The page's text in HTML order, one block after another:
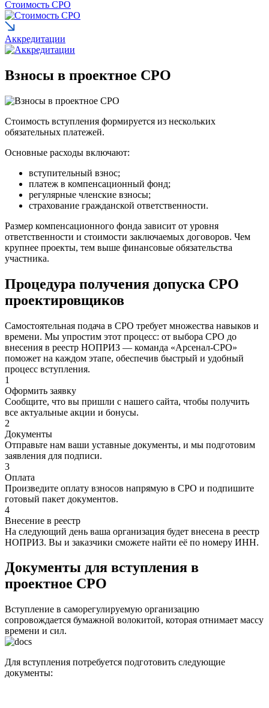
Стоимость СРО
Аккредитации
Взносы в проектное СРО
Стоимость вступления формируется из нескольких
обязательных платежей.
Основные расходы включают:
вступительный взнос;
платеж в компенсационный фонд;
регулярные членские взносы;
страхование гражданской ответственности.
Размер компенсационного фонда зависит от уровня
ответственности и стоимости заключаемых договоров. Чем
крупнее проекты, тем выше финансовые обязательства
участника.
Процедура получения допуска СРО
проектировщиков
Самостоятельная подача в СРО требует множества навыков и
времени. Мы упростим этот процесс: от выбора СРО до
внесения в реестр НОПРИЗ — команда «Арсенал-СРО»
поможет на каждом этапе, обеспечив быстрый и удобный
процесс вступления.
1
Оформить заявку
Сообщите, что вы пришли с нашего сайта, чтобы получить
все актуальные акции и бонусы.
2
Документы
Отправьте нам ваши уставные документы, и мы подготовим
заявления для подписи.
3
Оплата
Произведите оплату взносов напрямую в СРО и подпишите
готовый пакет документов.
4
Внесение в реестр
На следующий день ваша организация будет внесена в реестр
НОПРИЗ. Вы и заказчики сможете найти её по номеру ИНН.
Документы для вступления в
проектное СРО
Вступление в саморегулируемую организацию
сопровождается бумажной волокитой, которая отнимает массу
времени и сил.
Для вступления потребуется подготовить следующие
документы: